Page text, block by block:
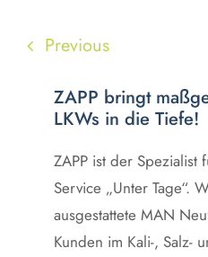
Previous
ZAPP bringt
LKWs in die Tiefe!
ZAPP ist der
Service „Unter Tage“.
ausgestattete MAN
Kunden im Kali-, Salz-